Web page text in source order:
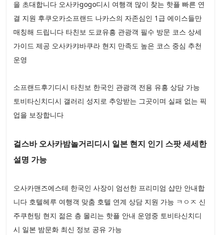
을 초대합니다 오사카gogo디시 여행객 많이 찾는 핫플 빠른 연
결 지원 후쿠오카소프랜드 나카스의 자존심인 1급 에이스들만
매칭해 드립니다 타친보 도쿄유흥 관광객 필수 방문 코스 상세
가이드 제공 오사카캬바쿠라 현지 만족도 높은 코스 중심 추천
운영
소프랜드후기디시 타친보 한국인 관광객 전용 유흥 상담 가능
토비타신치디시 갤러리 성지로 추앙받는 그곳이며 실패 없는 픽
업을 보장합니다
걸스바 오사카밤놀거리디시 일본 현지 인기 스팟 세세한
설명 가능
오사카맨즈에스테 한국인 사장이 엄선한 프리미엄 샵만 안내합
니다 호텔헤루 여행객 맞춤 호텔 연계 상담 지원 가능 ㅋㅇㅈ 신
주쿠헌팅 현지 젊은 층 몰리는 핫플 안내 운영중 토비타신치디
시 일본 밤문화 최신 정보 공유 가능